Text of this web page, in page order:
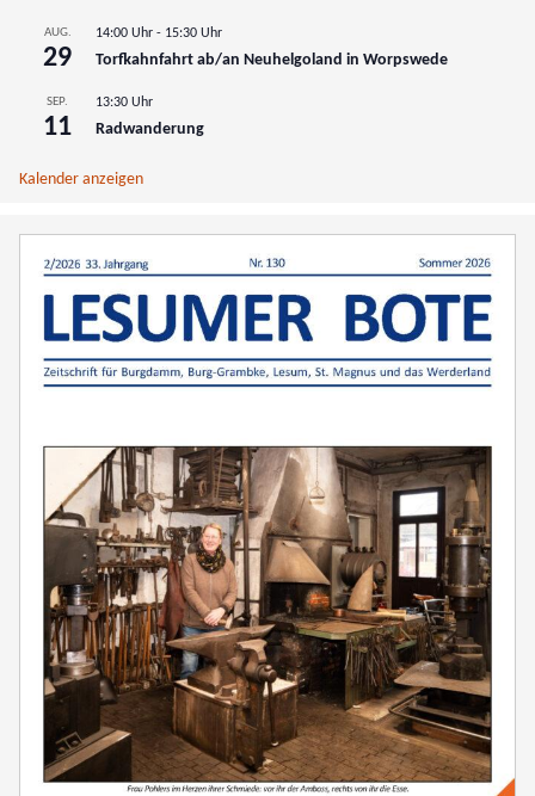
AUG.
29
14:00 Uhr - 15:30 Uhr
Torfkahnfahrt ab/an Neuhelgoland in Worpswede
SEP.
11
13:30 Uhr
Radwanderung
Kalender anzeigen